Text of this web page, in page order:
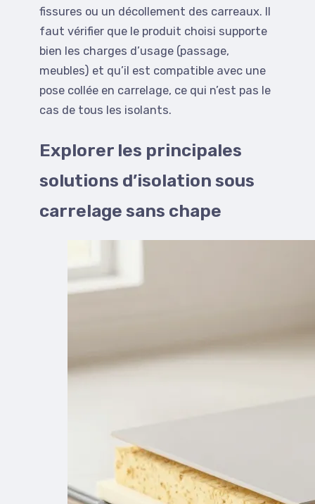
fissures ou un décollement des carreaux. Il
faut vérifier que le produit choisi supporte
bien les charges d’usage (passage,
meubles) et qu’il est compatible avec une
pose collée en carrelage, ce qui n’est pas le
cas de tous les isolants.
Explorer les principales
solutions d’isolation sous
carrelage sans chape